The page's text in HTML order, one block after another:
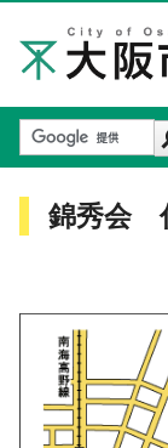
錦秀会